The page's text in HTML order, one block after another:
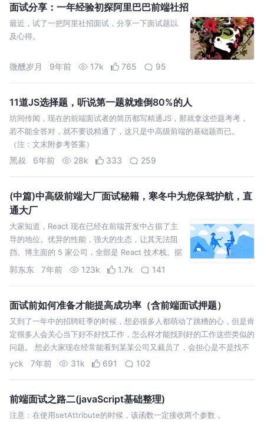
面试分享：一年经验初探阿里巴巴前端社招
最近，试了一把阿里社招面试，分享一下面试题以
及心得。
微醺岁月 9年前 17k 765 95
11道JS选择题，听说第一题就难倒80%的人
坊间传闻，现在的前端面试者的简历都写精通JS，那就拿这些题考考，
若不能全答对，就不要说精通了，这只是中高级前端的基础题而已。
（注：文末附参考答案）
黑叔 6年前 28k 333 259
(中篇)中高级前端大厂面试秘籍，寒冬中为您保驾护航，直
通大厂
大家知道，React 现在已经在前端开发中占据了主
导的地位。优异的性能，强大的生态，让其无法阻
挡。博主面的 5 家公司，全部是 React 技术栈。据
我所知，大厂也大部分以 React 作为主技术栈。
郭东东 7年前 123k 1.7k 141
面试前如何准备才能提高成功率（含前端面试押题）
又到了一年中的招聘旺季的时候，想必很多人都萌动了跳槽的心，但是肯
定很多人会关心当下好不好找工作，怎么样才能找到好的工作这些类似的
问题。 想必大家现在经常能看到某某公司又裁员了，会担心是不是找不
到工作了。其实总的来说虽然当下的环境确实不怎么好，但是有裁员的公
yck 7年前 31k 691 102
前端面试之路二(javaScript基础整理)
注意：在使用setAttribute的时候，该函数一定接收两个参数，